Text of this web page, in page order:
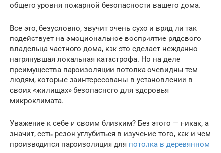
общего уровня пожарной безопасности вашего дома.
Все это, безусловно, звучит очень сухо и вряд ли так
подействует на эмоциональное восприятие рядового
владельца частного дома, как это сделает нежданно
нагрянувшая локальная катастрофа. Но на деле
преимущества пароизоляции потолка очевидны тем
людям, которые заинтересованы в установлении в
своих «жилищах» безопасного для здоровья
микроклимата.
Уважение к себе и своим близким? Без этого — никак, а
значит, есть резон углубиться в изучение того, как и чем
производится пароизоляция для потолка в деревянном